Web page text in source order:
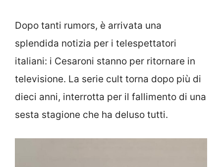
Dopo tanti rumors, è arrivata una
splendida notizia per i telespettatori
italiani: i Cesaroni stanno per ritornare in
televisione. La serie cult torna dopo più di
dieci anni, interrotta per il fallimento di una
sesta stagione che ha deluso tutti.